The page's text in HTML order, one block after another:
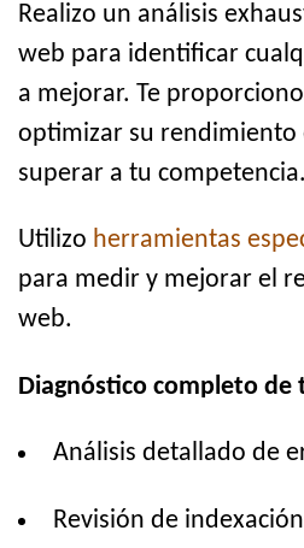
Realizo un análisis
web para identificar
a mejorar. Te
optimizar su rendimiento
superar a tu competencia.
Utilizo herramientas
para medir y mejorar el
web.
Diagnóstico completo de
Análisis detallado de
Revisión de